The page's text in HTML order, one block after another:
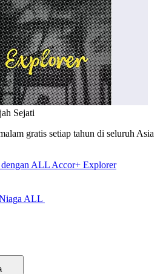
Sejati
gratis setiap tahun di seluruh Asia
ALL Accor+ Explorer
ALL